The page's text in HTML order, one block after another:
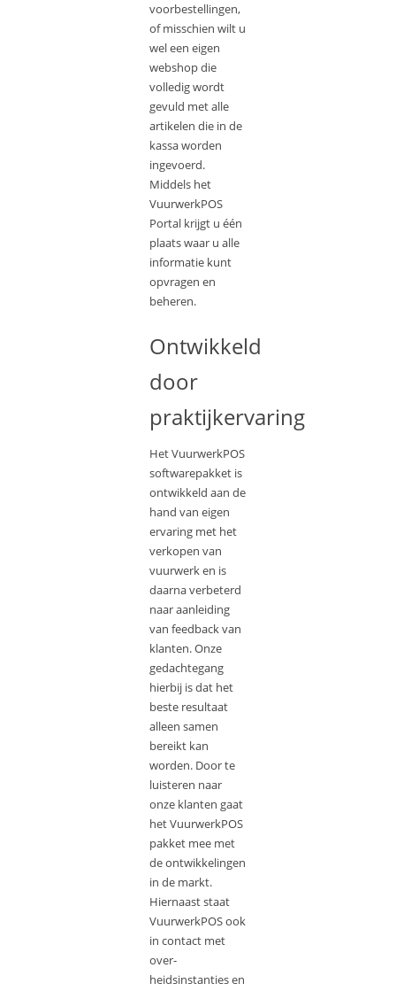
voorbestellingen,
of misschien wilt u
wel een eigen
webshop die
volledig wordt
gevuld met alle
artikelen die in de
kassa worden
ingevoerd.
Middels het
VuurwerkPOS
Portal krijgt u één
plaats waar u alle
informatie kunt
opvragen en
beheren.
Ontwikkeld
door
praktijkervaring
Het VuurwerkPOS
softwarepakket is
ontwikkeld aan de
hand van eigen
ervaring met het
verkopen van
vuurwerk en is
daarna verbeterd
naar aanleiding
van feedback van
klanten. Onze
gedachtegang
hierbij is dat het
beste resultaat
alleen samen
bereikt kan
worden. Door te
luisteren naar
onze klanten gaat
het VuurwerkPOS
pakket mee met
de ontwikkelingen
in de markt.
Hiernaast staat
VuurwerkPOS ook
in contact met
over-
heidsinstanties en